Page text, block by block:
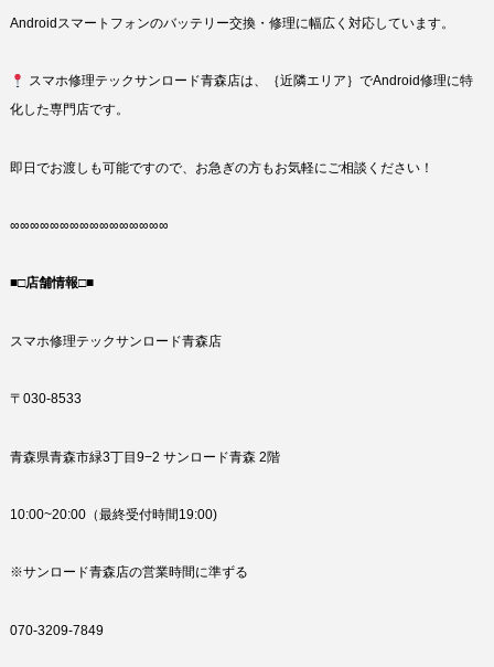
Androidスマートフォンのバッテリー交換・修理に幅広く対応しています。
スマホ修理テックサンロード青森店は、｛近隣エリア｝でAndroid修理に特
化した専門店です。
即日でお渡しも可能ですので、お急ぎの方もお気軽にご相談ください！
∞∞∞∞∞∞∞∞∞∞∞∞∞∞∞∞
■□店舗情報□■
スマホ修理テックサンロード青森店
〒030-8533
青森県青森市緑3丁目9−2 サンロード青森 2階
10:00~20:00（最終受付時間19:00)
※サンロード青森店の営業時間に準ずる
070-3209-7849